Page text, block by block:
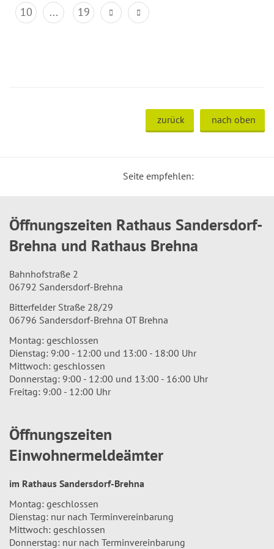
10
... 19
zurück nach oben
Seite empfehlen:
Öffnungszeiten Rathaus Sandersdorf-
Brehna und Rathaus Brehna
Bahnhofstraße 2
06792 Sandersdorf-Brehna
Bitterfelder Straße 28/29
06796 Sandersdorf-Brehna OT Brehna
Montag: geschlossen
Dienstag: 9:00 - 12:00 und 13:00 - 18:00 Uhr
Mittwoch: geschlossen
Donnerstag: 9:00 - 12:00 und 13:00 - 16:00 Uhr
Freitag: 9:00 - 12:00 Uhr
Öffnungszeiten
Einwohnermeldeämter
im Rathaus Sandersdorf-Brehna
Montag: geschlossen
Dienstag: nur nach Terminvereinbarung
Mittwoch: geschlossen
Donnerstag: nur nach Terminvereinbarung